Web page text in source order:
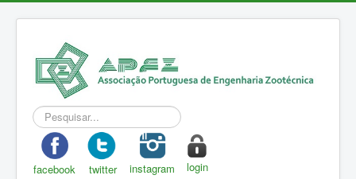
Pesquisar...
facebook twitter instagram login